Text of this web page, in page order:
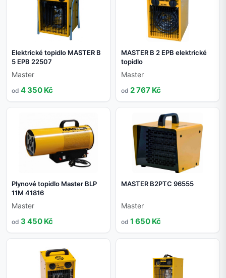
Elektrické topidlo MASTER B
5 EPB 22507
Master
od 4 350 Kč
MASTER B 2 EPB elektrické
topidlo
Master
od 2 767 Kč
Plynové topidlo Master BLP
11M 41816
Master
od 3 450 Kč
MASTER B2PTC 96555
Master
od 1 650 Kč